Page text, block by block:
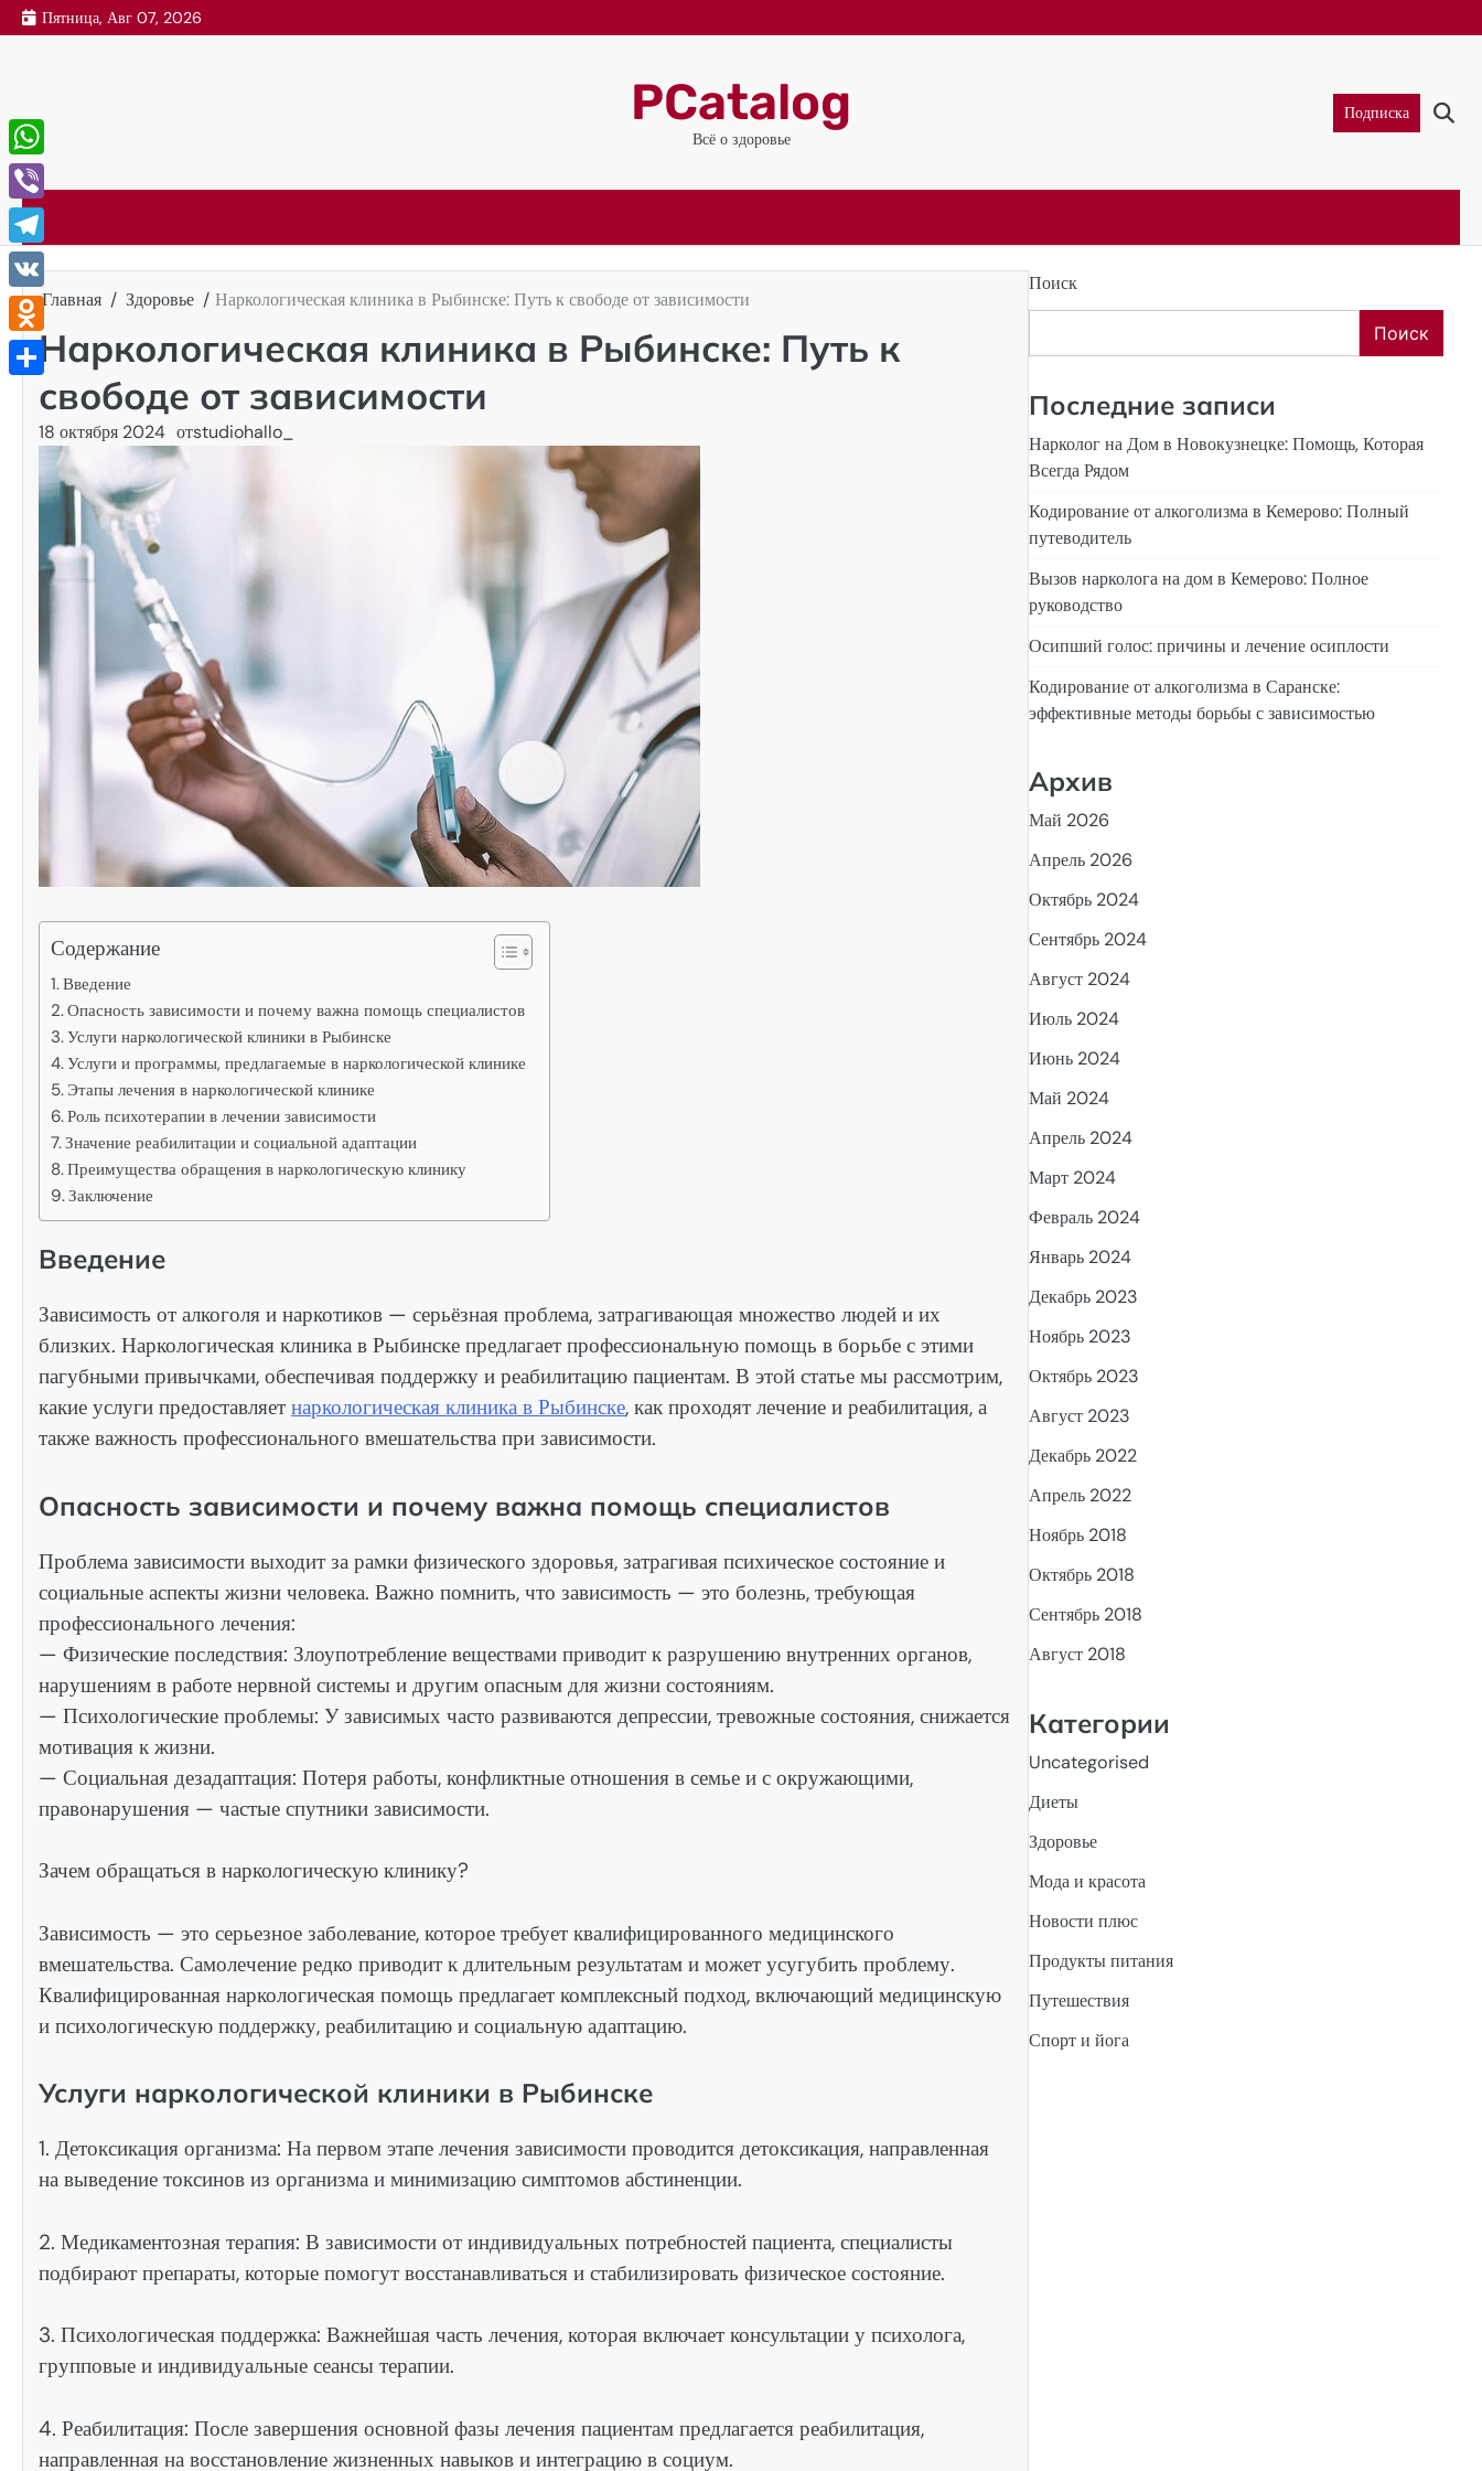
Перейти
к
Пятница, Авг 07, 2026
PCatalog
Всё о здоровье
Подписка
Главная Здоровье Наркологическая клиника в Рыбинске: Путь к свободе от зависимости
Наркологическая клиника в Рыбинске: Путь к
свободе от зависимости
18 октября 2024 отstudiohallo_
Содержание
Введение
Опасность зависимости и почему важна помощь специалистов
Услуги наркологической клиники в Рыбинске
Услуги и программы, предлагаемые в наркологической клинике
Этапы лечения в наркологической клинике
Роль психотерапии в лечении зависимости
Значение реабилитации и социальной адаптации
Преимущества обращения в наркологическую клинику
Заключение
Введение
Зависимость от алкоголя и наркотиков — серьёзная проблема, затрагивающая множество людей и их
близких. Наркологическая клиника в Рыбинске предлагает профессиональную помощь в борьбе с этими
пагубными привычками, обеспечивая поддержку и реабилитацию пациентам. В этой статье мы рассмотрим,
какие услуги предоставляет наркологическая клиника в Рыбинске, как проходят лечение и реабилитация, а
также важность профессионального вмешательства при зависимости.
Опасность зависимости и почему важна помощь специалистов
Проблема зависимости выходит за рамки физического здоровья, затрагивая психическое состояние и
социальные аспекты жизни человека. Важно помнить, что зависимость — это болезнь, требующая
профессионального лечения:
— Физические последствия: Злоупотребление веществами приводит к разрушению внутренних органов,
нарушениям в работе нервной системы и другим опасным для жизни состояниям.
— Психологические проблемы: У зависимых часто развиваются депрессии, тревожные состояния, снижается
мотивация к жизни.
— Социальная дезадаптация: Потеря работы, конфликтные отношения в семье и с окружающими,
правонарушения — частые спутники зависимости.
Зачем обращаться в наркологическую клинику?
Зависимость — это серьезное заболевание, которое требует квалифицированного медицинского
вмешательства. Самолечение редко приводит к длительным результатам и может усугубить проблему.
Квалифицированная наркологическая помощь предлагает комплексный подход, включающий медицинскую
и психологическую поддержку, реабилитацию и социальную адаптацию.
Услуги наркологической клиники в Рыбинске
1. Детоксикация организма: На первом этапе лечения зависимости проводится детоксикация, направленная
на выведение токсинов из организма и минимизацию симптомов абстиненции.
2. Медикаментозная терапия: В зависимости от индивидуальных потребностей пациента, специалисты
подбирают препараты, которые помогут восстанавливаться и стабилизировать физическое состояние.
3. Психологическая поддержка: Важнейшая часть лечения, которая включает консультации у психолога,
групповые и индивидуальные сеансы терапии.
4. Реабилитация: После завершения основной фазы лечения пациентам предлагается реабилитация,
направленная на восстановление жизненных навыков и интеграцию в социум.
Поиск
Поиск
Последние записи
Нарколог на Дом в Новокузнецке: Помощь, Которая
Всегда Рядом
Кодирование от алкоголизма в Кемерово: Полный
путеводитель
Вызов нарколога на дом в Кемерово: Полное
руководство
Осипший голос: причины и лечение осиплости
Кодирование от алкоголизма в Саранске:
эффективные методы борьбы с зависимостью
Архив
Май 2026
Апрель 2026
Октябрь 2024
Сентябрь 2024
Август 2024
Июль 2024
Июнь 2024
Май 2024
Апрель 2024
Март 2024
Февраль 2024
Январь 2024
Декабрь 2023
Ноябрь 2023
Октябрь 2023
Август 2023
Декабрь 2022
Апрель 2022
Ноябрь 2018
Октябрь 2018
Сентябрь 2018
Август 2018
Категории
Uncategorised
Диеты
Здоровье
Мода и красота
Новости плюс
Продукты питания
Путешествия
Спорт и йога
WhatsApp
Viber
Telegram
VK
Odnoklassniki
Отправить